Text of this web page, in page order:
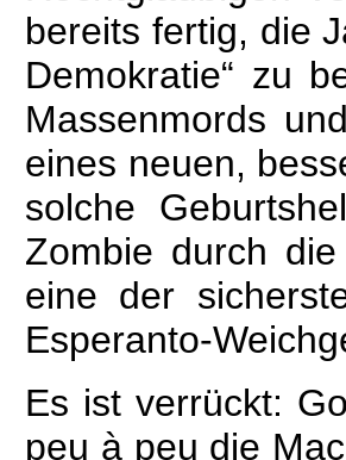
bereits fertig, die
Demokratie“ zu
Massenmords
eines neuen,
solche
Zombie durch
eine der
Esperanto-
Es ist verrückt:
peu à peu die